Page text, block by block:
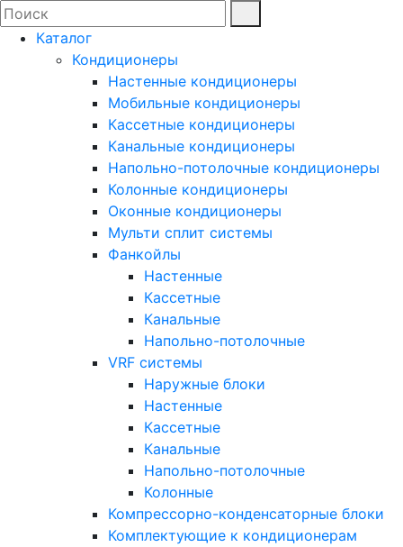
Каталог
Кондиционеры
Настенные кондиционеры
Мобильные кондиционеры
Кассетные кондиционеры
Канальные кондиционеры
Напольно-потолочные кондиционеры
Колонные кондиционеры
Оконные кондиционеры
Мульти сплит системы
Фанкойлы
Настенные
Кассетные
Канальные
Напольно-потолочные
VRF системы
Наружные блоки
Настенные
Кассетные
Канальные
Напольно-потолочные
Колонные
Компрессорно-конденсаторные блоки
Комплектующие к кондиционерам